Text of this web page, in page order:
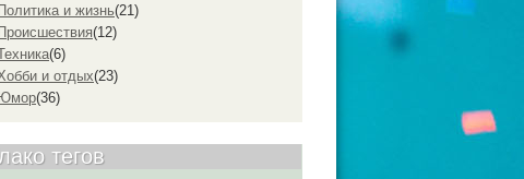
Политика и жизнь(21)
Проиcшествия(12)
(6)
и отдых(23)
Юмор(36)
тегов